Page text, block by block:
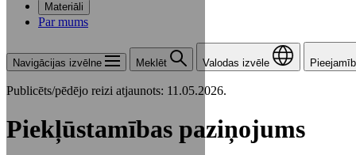
Materiāli
Par mums
Navigācijas izvēlne Meklēt Valodas izvēle
Publicēts/pēdējo reizi atjaunots: 11.05.2026.
Piekļūstamības paziņojums